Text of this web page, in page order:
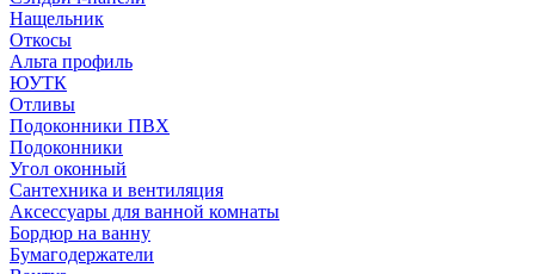
Нащельник
Откосы
Альта профиль
ЮУТК
Отливы
Подоконники ПВХ
Подоконники
Угол оконный
Сантехника и вентиляция
Аксессуары для ванной комнаты
Бордюр на ванну
Бумагодержатели